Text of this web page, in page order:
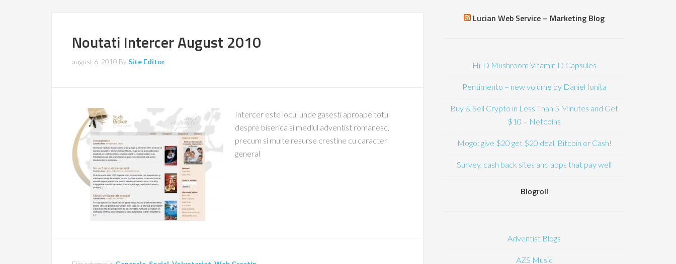
Noutati Intercer August 2010
august 6, 2010 BySite Editor
Intercer este locul unde gasesti aproape totul
despre biserica si mediul adventist romanesc,
precum si multe resurse crestine cu caracter
general
Lucian Web Service – Marketing Blog
Hi-D Mushroom Vitamin D Capsules
Pentimento – new volume by Daniel Ionita
Buy & Sell Crypto in Less Than 5 Minutes and Get
$10 – Netcoins
Mogo: give $20 get $20 deal, Bitcoin or Cash!
Survey, cash back sites and apps that pay well
Blogroll
Adventist Blogs
AZS Music